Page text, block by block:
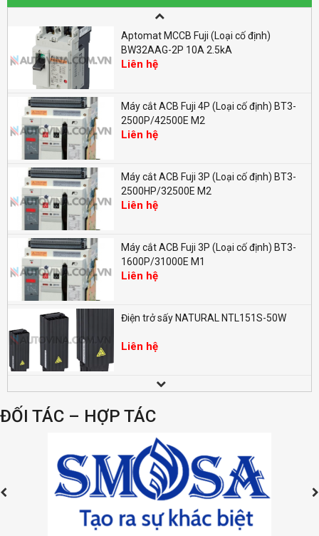
Aptomat MCCB Fuji (Loại cố định)
BW32AAG-2P 10A 2.5kA
Liên hệ
Máy cắt ACB Fuji 4P (Loại cố định) BT3-
2500P/42500E M2
Liên hệ
Máy cắt ACB Fuji 3P (Loại cố định) BT3-
2500HP/32500E M2
Liên hệ
Máy cắt ACB Fuji 3P (Loại cố định) BT3-
1600P/31000E M1
Liên hệ
Điện trở sấy NATURAL NTL151S-50W
Liên hệ
Đồng hồ LED đo điện nặng dạng số SELEC
Liên hệ
Đồng hồ LED dạng số SELEC MV35-1
(96x96mm)
Liên hệ
Đồng hồ LED dạng số SELEC MA32-1
ĐỐI TÁC – HỢP TÁC